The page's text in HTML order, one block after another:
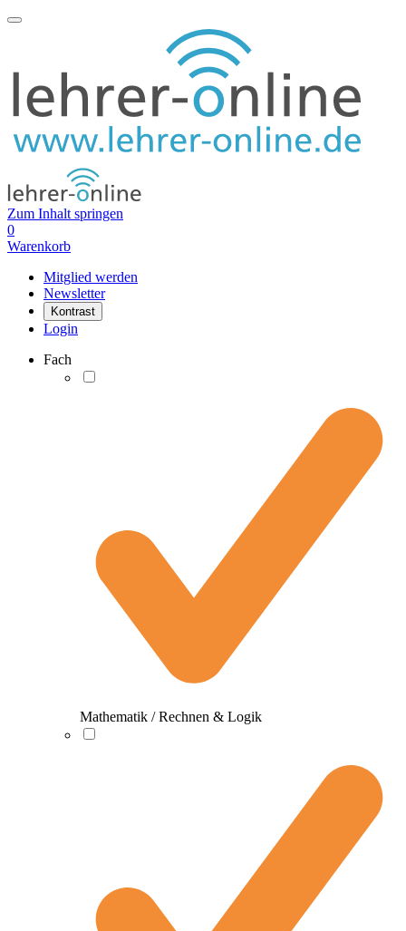
Zum Inhalt springen
0
Warenkorb
Mitglied werden
Newsletter
Kontrast
Login
Fach
Mathematik / Rechnen & Logik